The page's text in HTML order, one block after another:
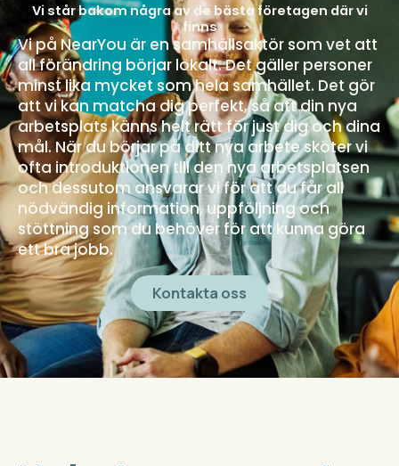
Vi står bakom några av de bästa företagen där vi
finns
Vi på NearYou är en samhällsaktör som vet att
all förändring börjar lokalt. Det gäller personer
minst lika mycket som hela samhället. Det gör
att vi kan matcha dig perfekt, så att din nya
arbetsplats känns helt rätt för just dig och dina
mål. När du börjar på ditt nya arbete sköter vi
ofta introduktionen till den nya arbetsplatsen
och dessutom ansvarar vi för att du får all
nödvändig information, uppföljning och
stöttning som du behöver för att kunna göra
ett bra jobb.
Kontakta oss